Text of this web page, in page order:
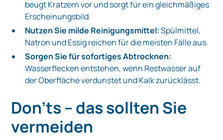
beugt Kratzern vor und sorgt für ein gleichmäßiges
Erscheinungsbild.
Nutzen Sie milde Reinigungsmittel:Spülmittel,
Natron und Essig reichen für die meisten Fälle aus.
Sorgen Sie für sofortiges Abtrocknen:
Wasserflecken entstehen, wenn Restwasser auf
der Oberfläche verdunstet und Kalk zurücklässt.
Don'ts – das sollten Sie
vermeiden